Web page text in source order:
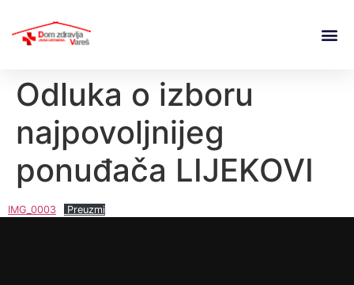
Odluka o izboru
najpovoljnijeg
ponuđača LIJEKOVI
IMG_0003 Preuzmi